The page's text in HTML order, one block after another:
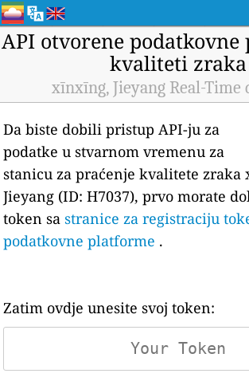
API otvorene
kvaliteti zraka
xīnxīng, Jieyang Real-Time
Da biste dobili pristup API-ju za
podatke u stvarnom vremenu za
stanicu za praćenje kvalitete zraka
Jieyang (ID: H7037), prvo morate
token sastranice za registraciju
podatkovne platforme .
Zatim ovdje unesite svoj token: